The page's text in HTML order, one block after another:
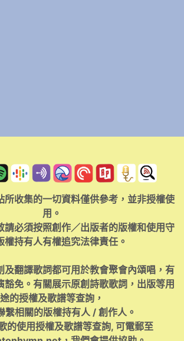
所收集的一切資料僅供參考，並非授權使
用。
請必須按照創作／出版者的版權和使用守
權持有人有權追究法律責任。
及翻譯歌詞都可用於教會聚會內頌唱，有
豁免。有關展示原創詩歌歌詞，出版等用
途的授權及歌譜等查詢，
繫相關的版權持有人 / 創作人。
的使用授權及歌譜等查詢, 可電郵至